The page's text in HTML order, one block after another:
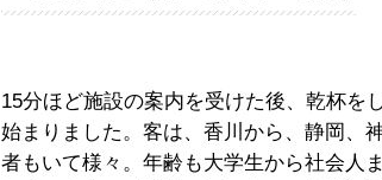
15分ほど施設の案内を受けた後、乾杯を
始まりました。客は、香川から、静岡、
者もいて様々。年齢も大学生から社会人